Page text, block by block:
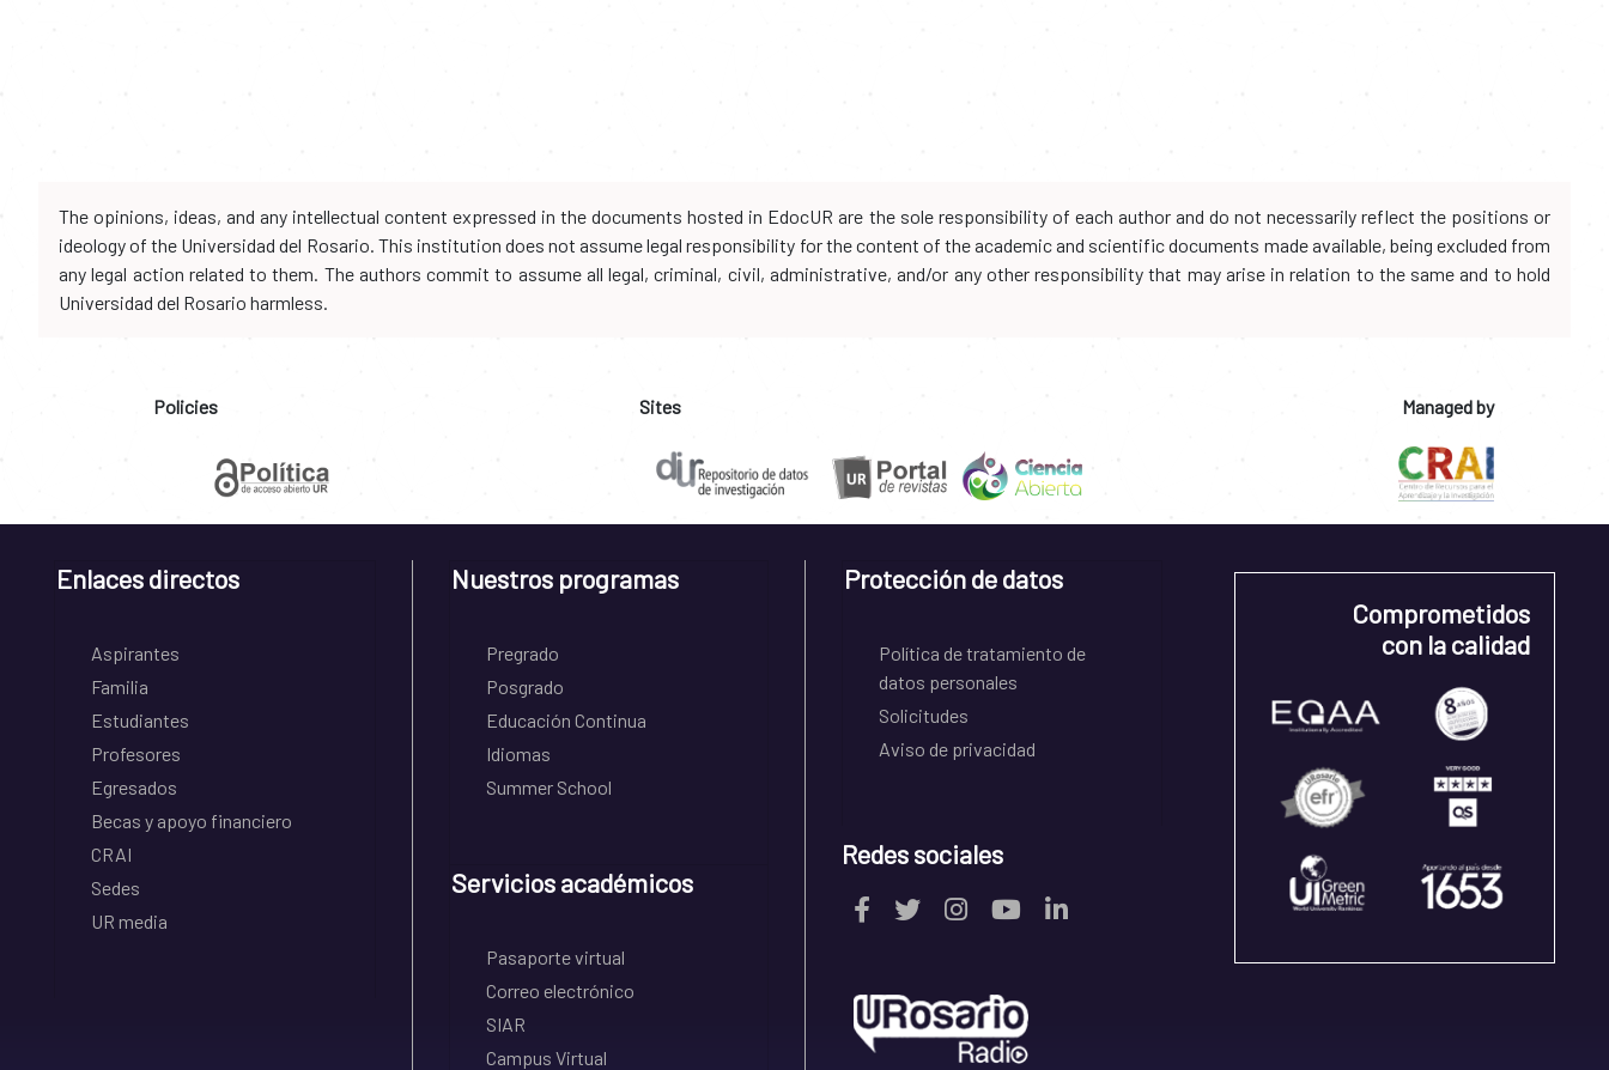
The opinions, ideas, and any intellectual content expressed in the documents hosted in EdocUR are the sole responsibility of each author and do not necessarily reflect the positions or
ideology of the Universidad del Rosario. This institution does not assume legal responsibility for the content of the academic and scientific documents made available, being excluded from
any legal action related to them. The authors commit to assume all legal, criminal, civil, administrative, and/or any other responsibility that may arise in relation to the same and to hold
Universidad del Rosario harmless.
Policies Sites Managed by
Enlaces directos
Aspirantes
Familia
Estudiantes
Profesores
Egresados
Becas y apoyo financiero
CRAI
Sedes
UR media
Nuestros programas
Pregrado
Posgrado
Educación Continua
Idiomas
Summer School
Servicios académicos
Pasaporte virtual
Correo electrónico
SIAR
Campus Virtual
Protección de datos
Política de tratamiento de
datos personales
Solicitudes
Aviso de privacidad
Redes sociales
Comprometidos
con la calidad